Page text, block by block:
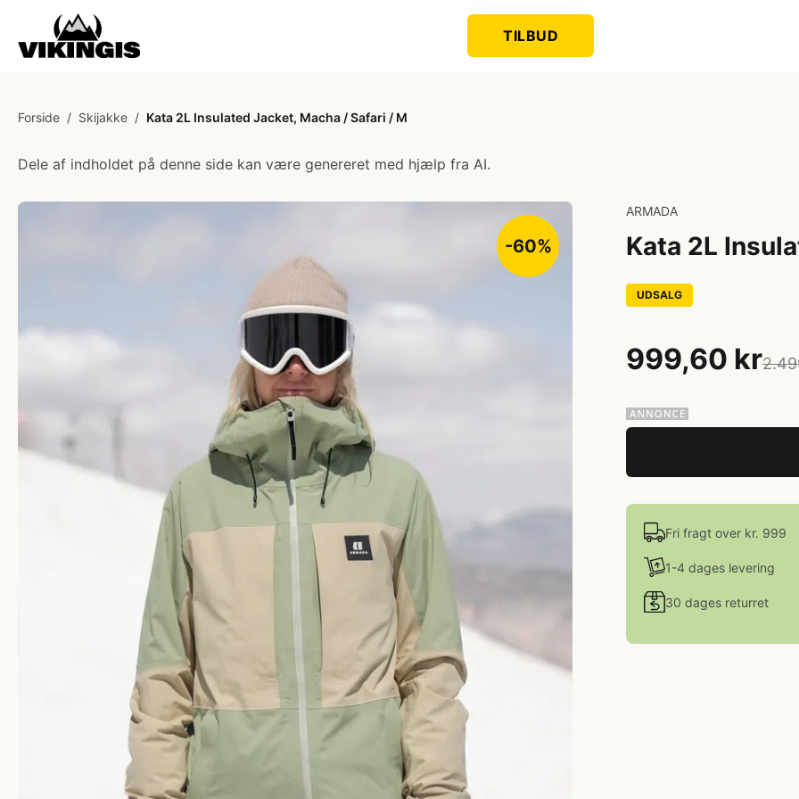
TILBUD
Forside / Skijakke / Kata 2L Insulated Jacket, Macha / Safari / M
Dele af indholdet på denne side kan være genereret med hjælp fra AI.
-60%
ARMADA
Kata 2L
UDSALG
999,60 kr
Fri fragt over kr. 999
1-4 dages levering
30 dages returret